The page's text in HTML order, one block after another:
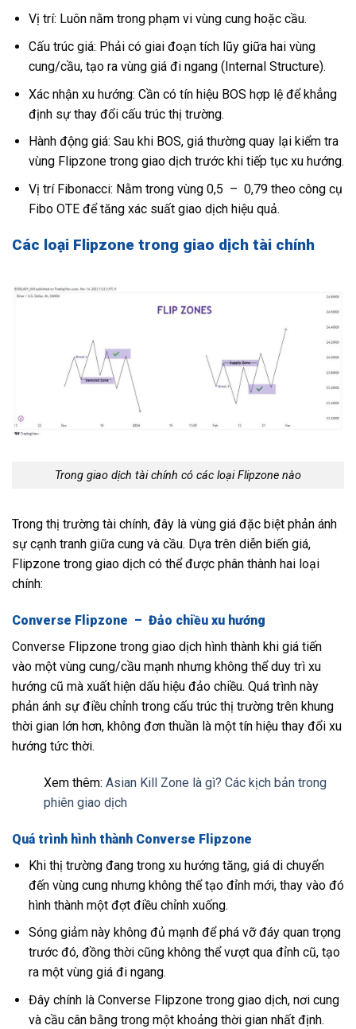
Vị trí: Luôn nằm trong phạm vi vùng cung hoặc cầu.
Cấu trúc giá: Phải có giai đoạn tích lũy giữa hai vùng
cung/cầu, tạo ra vùng giá đi ngang (Internal Structure).
Xác nhận xu hướng: Cần có tín hiệu BOS hợp lệ để khẳng
định sự thay đổi cấu trúc thị trường.
Hành động giá: Sau khi BOS, giá thường quay lại kiểm tra
vùng Flipzone trong giao dịch trước khi tiếp tục xu hướng.
Vị trí Fibonacci: Nằm trong vùng 0,5 – 0,79 theo công cụ
Fibo OTE để tăng xác suất giao dịch hiệu quả.
Các loại Flipzone trong giao dịch tài chính
Trong giao dịch tài chính có các loại Flipzone nào
Trong thị trường tài chính, đây là vùng giá đặc biệt phản ánh
sự cạnh tranh giữa cung và cầu. Dựa trên diễn biến giá,
Flipzone trong giao dịch có thể được phân thành hai loại
chính:
Converse Flipzone – Đảo chiều xu hướng
Converse Flipzone trong giao dịch hình thành khi giá tiến
vào một vùng cung/cầu mạnh nhưng không thể duy trì xu
hướng cũ mà xuất hiện dấu hiệu đảo chiều. Quá trình này
phản ánh sự điều chỉnh trong cấu trúc thị trường trên khung
thời gian lớn hơn, không đơn thuần là một tín hiệu thay đổi xu
hướng tức thời.
Xem thêm: Asian Kill Zone là gì? Các kịch bản trong
phiên giao dịch
Quá trình hình thành Converse Flipzone
Khi thị trường đang trong xu hướng tăng, giá di chuyển
đến vùng cung nhưng không thể tạo đỉnh mới, thay vào đó
hình thành một đợt điều chỉnh xuống.
Sóng giảm này không đủ mạnh để phá vỡ đáy quan trọng
trước đó, đồng thời cũng không thể vượt qua đỉnh cũ, tạo
ra một vùng giá đi ngang.
Đây chính là Converse Flipzone trong giao dịch, nơi cung
và cầu cân bằng trong một khoảng thời gian nhất định.